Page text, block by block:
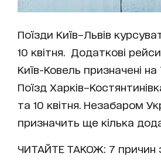
Поїзди Київ–Львів
10 квітня. Додаткові
Київ-Ковель призначені на
Поїзд
та 10 квітня. Незабаром
призначить ще кілька
ЧИТАЙТЕ ТАКОЖ: 7 причин